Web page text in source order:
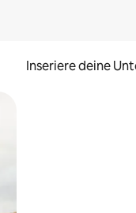
Inseriere deine